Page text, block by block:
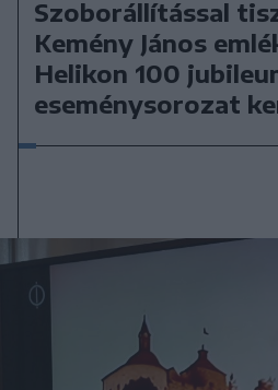
Szoborállítással
Kemény János
Helikon 100
eseménysorozat